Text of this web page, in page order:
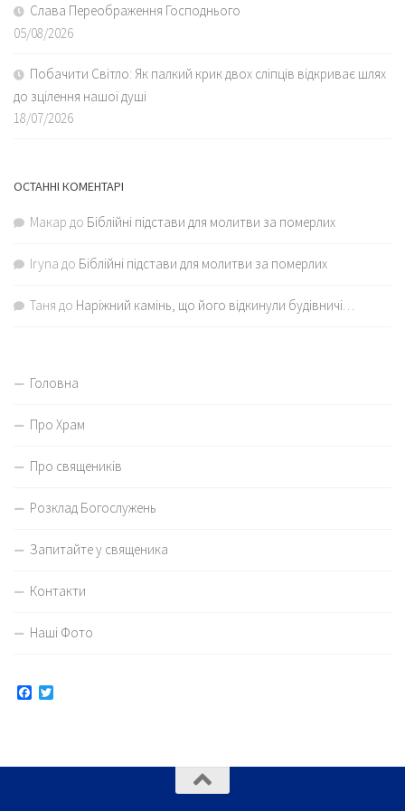
Слава Переображення Господнього
05/08/2026
Побачити Світло: Як палкий крик двох сліпців відкриває шлях
до зцілення нашої душі
18/07/2026
ОСТАННІ КОМЕНТАРІ
Макар до Біблійні підстави для молитви за померлих
Iryna до Біблійні підстави для молитви за померлих
Таня до Наріжний камінь, що його відкинули будівничі…
Головна
Про Храм
Про священиків
Розклад Богослужень
Запитайте у священика
Контакти
Наші Фото
Facebook